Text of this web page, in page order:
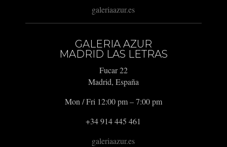
galeriaazur.es
GALERIA AZUR
MADRID LAS LETRAS
Fucar 22
Madrid, España
Mon / Fri 12:00 pm – 7:00 pm
+34 914 445 461
galeriaazur.es